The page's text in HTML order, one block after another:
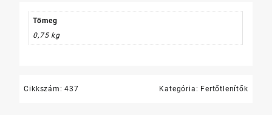
ml
mennyiség
Tömeg
0,75 kg
Cikkszám:437 Kategória: Fertőtlenítők